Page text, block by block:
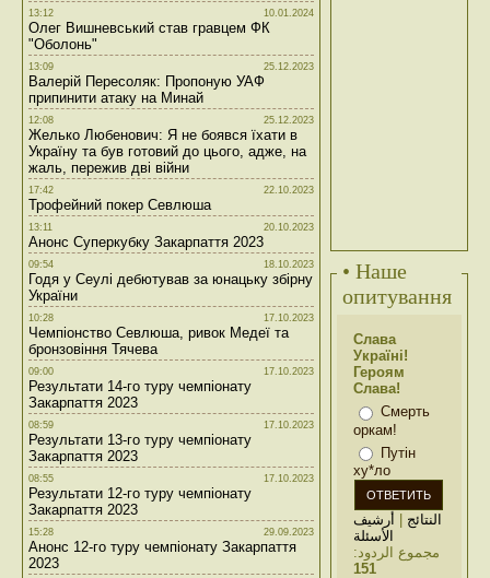
13:12 10.01.2024
Олег Вишневський став гравцем ФК
"Оболонь"
13:09 25.12.2023
Валерій Пересоляк: Пропоную УАФ
припинити атаку на Минай
12:08 25.12.2023
Желько Любенович: Я не боявся їхати в
Україну та був готовий до цього, адже, на
жаль, пережив дві війни
17:42 22.10.2023
Трофейний покер Севлюша
13:11 20.10.2023
Анонс Суперкубку Закарпаття 2023
09:54 18.10.2023
Годя у Сеулі дебютував за юнацьку збірну
України
10:28 17.10.2023
Чемпіонство Севлюша, ривок Медеї та
бронзовіння Тячева
09:00 17.10.2023
Результати 14-го туру чемпіонату
Закарпаття 2023
08:59 17.10.2023
Результати 13-го туру чемпіонату
Закарпаття 2023
08:55 17.10.2023
Результати 12-го туру чемпіонату
Закарпаття 2023
15:28 29.09.2023
Анонс 12-го туру чемпіонату Закарпаття
2023
• Наше
опитування
Слава
Україні!
Героям
Слава!
Смерть
оркам!
Путін
ху*ло
النتائج | أرشيف
الأسئلة
مجموع الردود:
151